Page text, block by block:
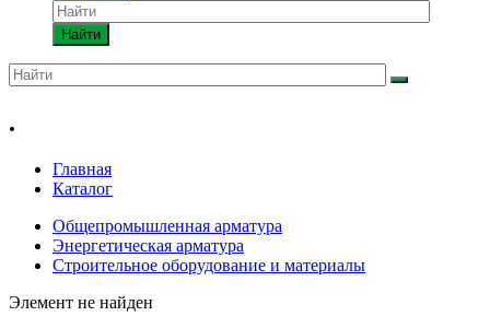
Найти
.
Главная
Каталог
Общепромышленная арматура
Энергетическая арматура
Строительное оборудование и материалы
Элемент не найден